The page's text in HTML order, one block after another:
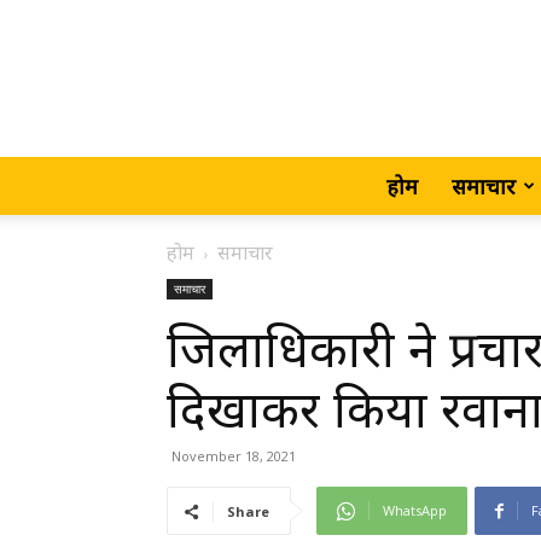
होम समाचार
होम समाचार
समाचार
जिलाधिकारी ने
दिखाकर किया
November 18, 2021
Share WhatsApp